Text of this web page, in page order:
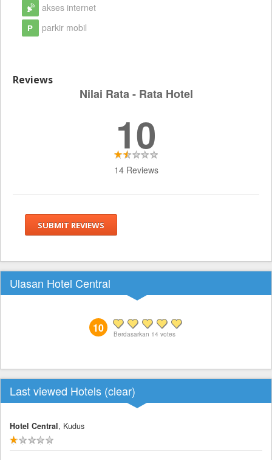
akses internet
parkir mobil
Reviews
Nilai Rata - Rata Hotel
10
14 Reviews
SUBMIT REVIEWS
Ulasan Hotel Central
10 Berdasarkan 14 votes
Last viewed Hotels (clear)
Hotel Central, Kudus